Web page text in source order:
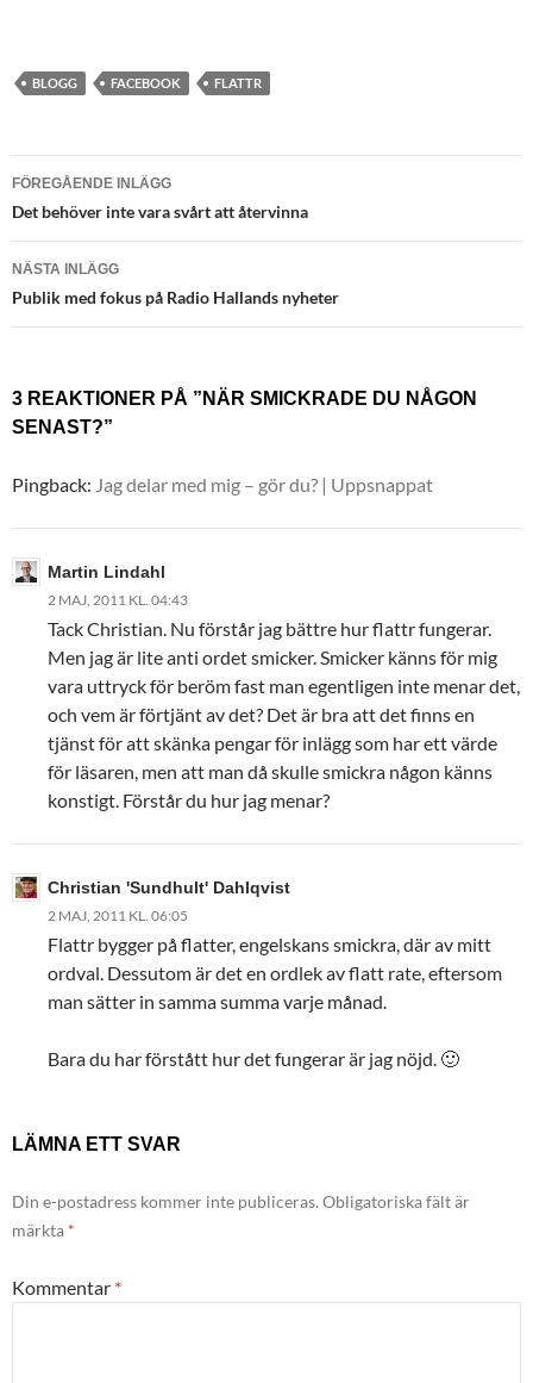
BLOGG FACEBOOK FLATTR
Inläggsnavigering
FÖREGÅENDE INLÄGG
Det behöver inte vara svårt att återvinna
NÄSTA INLÄGG
Publik med fokus på Radio Hallands nyheter
3 REAKTIONER PÅ ”NÄR SMICKRADE DU NÅGON
SENAST?”
Pingback: Jag delar med mig – gör du? | Uppsnappat
Martin Lindahl
2 MAJ, 2011 KL. 04:43
Tack Christian. Nu förstår jag bättre hur flattr fungerar.
Men jag är lite anti ordet smicker. Smicker känns för mig
vara uttryck för beröm fast man egentligen inte menar det,
och vem är förtjänt av det? Det är bra att det finns en
tjänst för att skänka pengar för inlägg som har ett värde
för läsaren, men att man då skulle smickra någon känns
konstigt. Förstår du hur jag menar?
Christian 'Sundhult' Dahlqvist
2 MAJ, 2011 KL. 06:05
Flattr bygger på flatter, engelskans smickra, där av mitt
ordval. Dessutom är det en ordlek av flatt rate, eftersom
man sätter in samma summa varje månad.
Bara du har förstått hur det fungerar är jag nöjd. 🙂
LÄMNA ETT SVAR
Din e-postadress kommer inte publiceras. Obligatoriska fält är
märkta *
Kommentar *